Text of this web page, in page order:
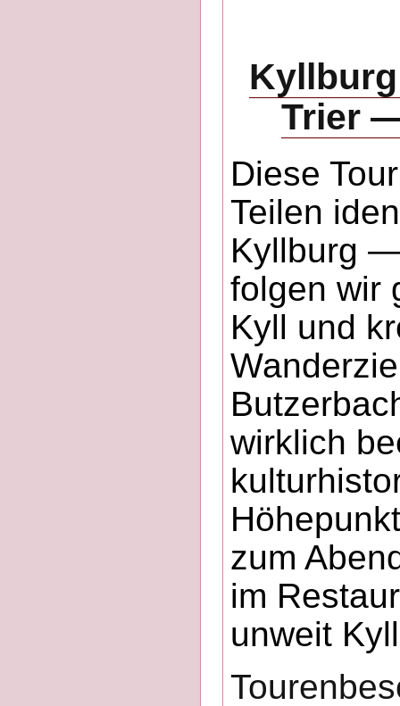
Trier
Diese
Teilen
Kyllburg
folgen wir
Kyll und
wirklich
zum
im
unweit